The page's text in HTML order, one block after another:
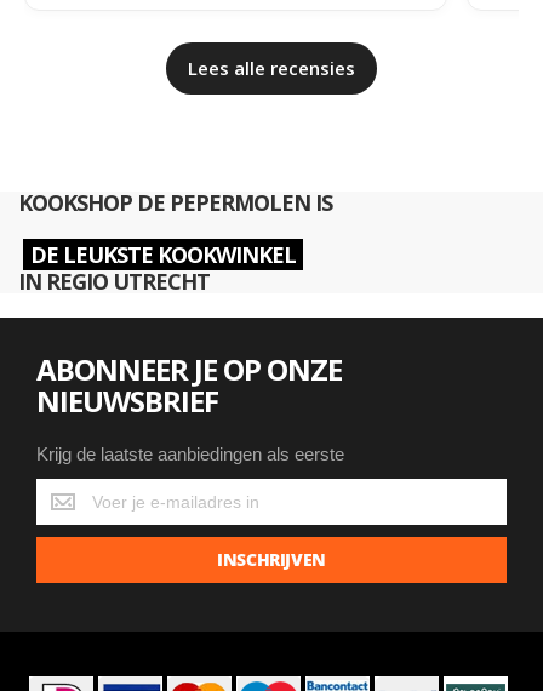
Lees alle recensies
KOOKSHOP DE PEPERMOLEN IS
DE LEUKSTE KOOKWINKEL
IN REGIO UTRECHT
ABONNEER JE OP ONZE
NIEUWSBRIEF
Krijg de laatste aanbiedingen als eerste
Krijg
de
laatste
INSCHRIJVEN